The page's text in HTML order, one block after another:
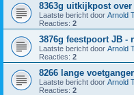
8363g uitkijkpost
Laatste bericht door Arnold
Reacties: 2
3876g feestpoort JB -
Laatste bericht door Arnold
Reacties: 2
8266 lange
Laatste bericht door Arnold
Reacties: 2